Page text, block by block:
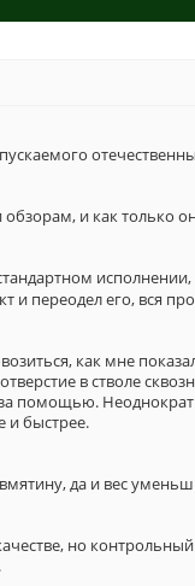
и как только
переодел его, вся
как мне
в стволе
помощью.
и быстрее.
да и вес
но контрольный